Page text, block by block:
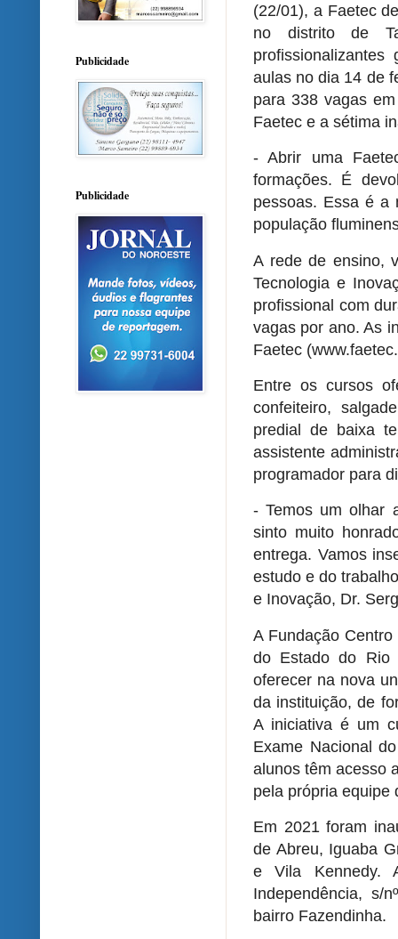
(22/01), a Faetec
no distrito de
aulas no dia 14 de
para 338 vagas
Faetec e a sétima
- Abrir uma
formações. É
pessoas. Essa é a
população
A rede de ensino,
Tecnologia e
profissional com
vagas por ano. As
Faetec
Entre os cursos
confeiteiro,
predial de baixa
assistente
programador para
- Temos um olhar
sinto muito
entrega. Vamos
estudo e do
e Inovação, Dr.
A Fundação
do Estado do Rio
oferecer na nova
da instituição, de
A iniciativa é um
Exame Nacional
alunos têm acesso
pela própria equipe
Em 2021 foram
de Abreu, Iguaba
e Vila Kennedy.
Independência, s/
bairro Fazendinha.
Publicidade
Publicidade